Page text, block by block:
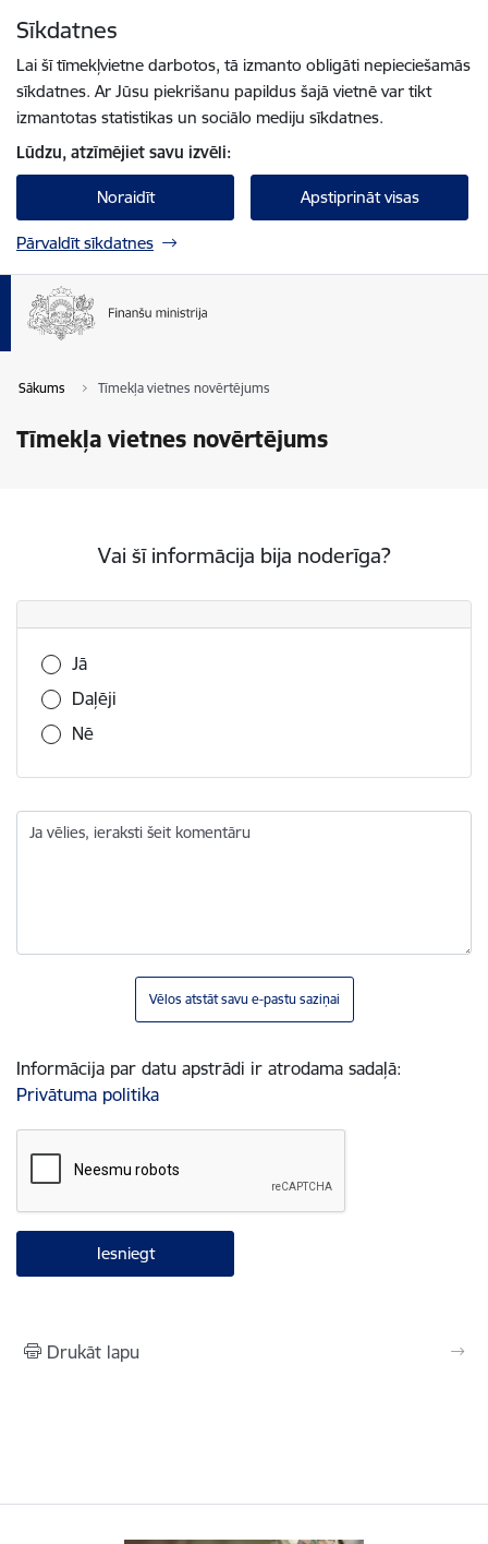
Sīkdatnes
Lai šī tīmekļvietne darbotos, tā izmanto obligāti nepieciešamās
sīkdatnes. Ar Jūsu piekrišanu papildus šajā vietnē var tikt
izmantotas statistikas un sociālo mediju sīkdatnes.
Lūdzu, atzīmējiet savu izvēli:
Noraidīt Apstiprināt visas
Pārvaldīt sīkdatnes
Sākums Tīmekļa vietnes novērtējums
Tīmekļa vietnes novērtējums
Vai šī informācija bija noderīga?
Vai šī informācija bija noderīga?
Jā
Daļēji
Nē
Ja vēlies, ieraksti šeit komentāru
Vēlos atstāt savu e-pastu saziņai
Informācija par datu apstrādi ir atrodama sadaļā:
Privātuma politika
Drukāt lapu